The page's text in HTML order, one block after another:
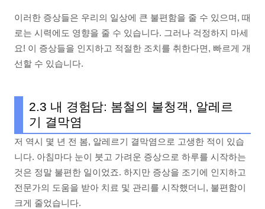
이러한 증상들은 우리의 일상에 큰 불편함을 줄 수 있으며, 때
로는 시력에도 영향을 줄 수 있습니다. 그러나 걱정하지 마세
요! 이 증상들을 인지하고 적절한 조치를 취한다면, 빠르게 개
선할 수 있습니다.
2.3 내 경험담: 봄철의 불청객, 알레르
기 결막염
저 역시 몇 년 전 봄, 알레르기 결막염으로 고생한 적이 있습
니다. 아침마다 눈이 붓고 가려운 증상으로 하루를 시작하는
것은 정말 불편한 일이었죠. 하지만 증상을 조기에 인지하고
전문가의 도움을 받아 치료 및 관리를 시작했더니, 불편함이
크게 줄었습니다.